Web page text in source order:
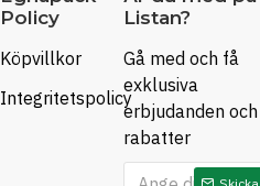
Policy
Köpvillkor
Integritetspolicy
Listan?
Gå med och få
exklusiva
erbjudanden och
rabatter